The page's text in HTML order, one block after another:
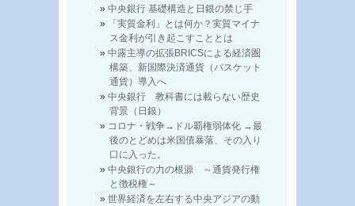
中央銀行 基礎構造と日銀の禁じ手
「実質金利」とは何か？実質マイナ
ス金利が引き起こすこととは
中露主導の拡張BRICSによる経済圏
構築、新国際決済通貨（バスケット
通貨）導入へ
中央銀行 教科書には載らない歴史
背景（日銀）
コロナ・戦争→ドル覇権弱体化 →最
後のとどめは米国債暴落、その入り
口に入った。
中央銀行の力の根源 ～通貨発行権
と徴税権～
世界経済を左右する中央アジアの動